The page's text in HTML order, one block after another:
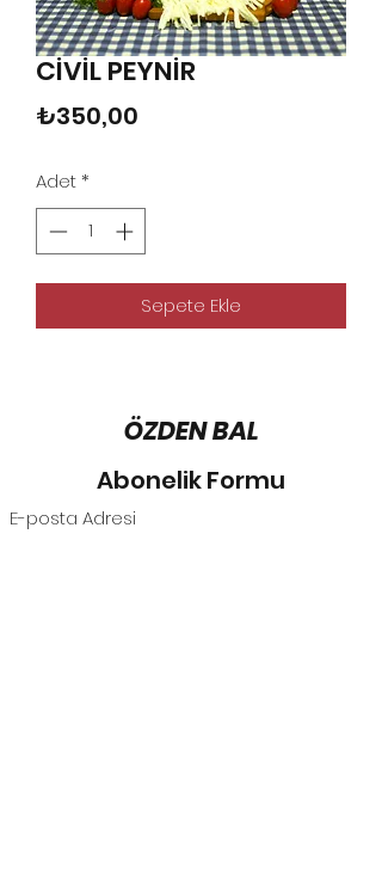
CİVİL PEYNİR
₺350,00
Adet*
Sepete Ekle
ÖZDEN BAL
Abonelik Formu